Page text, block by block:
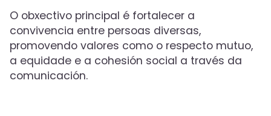
O obxectivo principal é fortalecer a
convivencia entre persoas diversas,
promovendo valores como o respecto mutuo,
a equidade e a cohesión social a través da
comunicación.